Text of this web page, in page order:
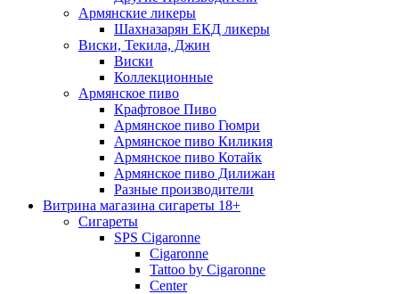
Армянские ликеры
Шахназарян ЕКД ликеры
Виски, Текила, Джин
Виски
Коллекционные
Армянское пиво
Крафтовое Пиво
Армянское пиво Гюмри
Армянское пиво Киликия
Армянское пиво Котайк
Армянское пиво Дилижан
Разные производители
Витрина магазина сигареты 18+
Cигареты
SPS Cigaronne
Сigaronne
Tattoo by Cigaronne
Center